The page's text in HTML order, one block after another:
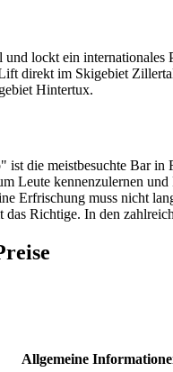
lockt ein
direkt im Skigebiet
Hintertux.
ist die meistbesuchte Bar in
Leute kennenzulernen
Erfrischung muss nicht
das Richtige. In den
Allgemeine